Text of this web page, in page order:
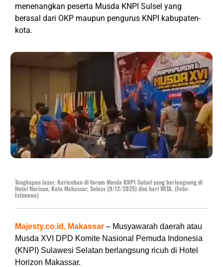
menenangkan peserta Musda KNPI Sulsel yang
berasal dari OKP maupun pengurus KNPI kabupaten-
kota.
Tangkapan layar. Kericuhan di forum Musda KNPI Sulsel yang berlangsung di
Hotel Horison, Kota Makassar, Selass (9/12/2025) dini hari WITA. (Foto:
Istimewa)
Majesty.co.id, Makassar – Musyawarah daerah atau
Musda XVI DPD Komite Nasional Pemuda Indonesia
(KNPI) Sulawesi Selatan berlangsung ricuh di Hotel
Horizon Makassar.